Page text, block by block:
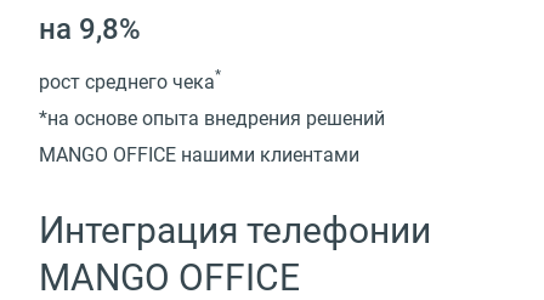
на 9,8%
рост среднего чека*
*на основе опыта внедрения решений
MANGO OFFICE нашими клиентами
Интеграция телефонии
MANGO OFFICE